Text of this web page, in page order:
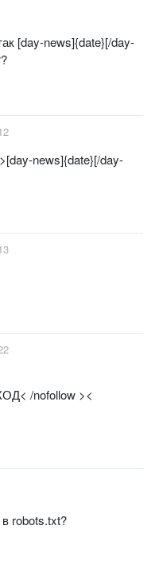
[day-news]{date}[/day-
news]{date}[/day-
/nofollow ><
robots.txt?